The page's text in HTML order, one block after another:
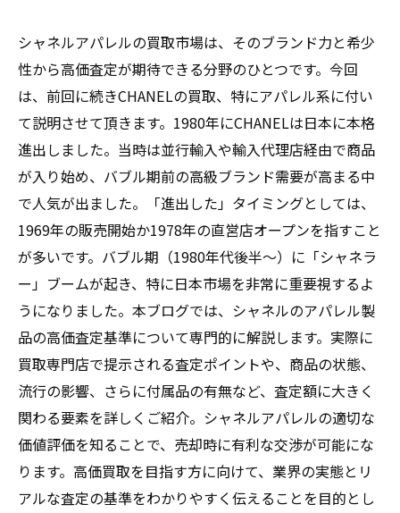
シャネルアパレルの買取市場は、そのブランド力と希少
性から高価査定が期待できる分野のひとつです。今回
は、前回に続きCHANELの買取、特にアパレル系に付い
て説明させて頂きます。1980年にCHANELは日本に本格
進出しました。当時は並行輸入や輸入代理店経由で商品
が入り始め、バブル期前の高級ブランド需要が高まる中
で人気が出ました。「進出した」タイミングとしては、
1969年の販売開始か1978年の直営店オープンを指すこと
が多いです。バブル期（1980年代後半〜）に「シャネラ
ー」ブームが起き、特に日本市場を非常に重要視するよ
うになりました。本ブログでは、シャネルのアパレル製
品の高価査定基準について専門的に解説します。実際に
買取専門店で提示される査定ポイントや、商品の状態、
流行の影響、さらに付属品の有無など、査定額に大きく
関わる要素を詳しくご紹介。シャネルアパレルの適切な
価値評価を知ることで、売却時に有利な交渉が可能にな
ります。高価買取を目指す方に向けて、業界の実態とリ
アルな査定の基準をわかりやすく伝えることを目的とし